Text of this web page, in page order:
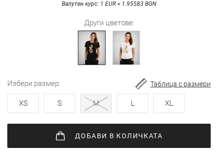
Валутен курс: 1 EUR = 1.95583 BGN
Други цветове:
избери размер
XS S M L XL
Таблица с размери
ДОБАВИ В КОЛИЧКАТА